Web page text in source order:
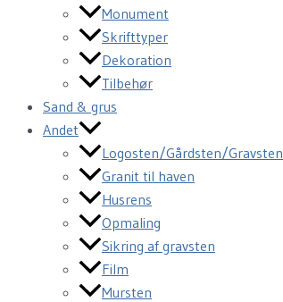
Monument
Skrifttyper
Dekoration
Tilbehør
Sand & grus
Andet
Logosten/Gårdsten/Gravsten
Granit til haven
Husrens
Opmaling
Sikring af gravsten
Film
Mursten